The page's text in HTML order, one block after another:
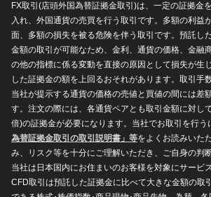
FX取引(店頭外国為替証拠金取引)は、一定の証拠金
入れ、外国通貨の売買を行う取引です。多額の利益
面、多額の損失を被る危険を伴う取引です。預託し
金額の取引が可能なため、金利、通貨の価格、金融
の他の指標に係る変動を直接の原因として損失が生
した証拠金の額を上回るおそれがあります。取引手
当社が提示する通貨の価格の売値と買値の間には差
す。注文の際には、各通貨ペアとも取引金額に対し
倍)の証拠金が必要になります。当社でお取引を行う
為替証拠金取引の取引説明書」等をよくお読みいた
み、リスク等を十分にご理解いただき、ご自身の判
当社は日本国内にお住まいのお客様を対象にサービ
CFD取引は預託した証拠金に比べて大きな金額の取